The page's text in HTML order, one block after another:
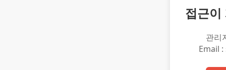
접근이
관리
Email